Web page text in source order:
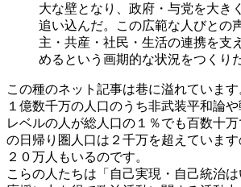
大な壁となり、政府・与党を大き
追い込んだ。この広範な人びとの
主・共産・社民・生活の連携を支
めるという画期的な状況をつくり
この種のネット記事は巷に溢れています
１億数千万の人口のうち非武装平和論
レベルの人が総人口の１％でも百数十
の日帰り圏人口は２千万を超えていま
２０万人もいるのです。
こらの人たちは「自己実現・自己統治